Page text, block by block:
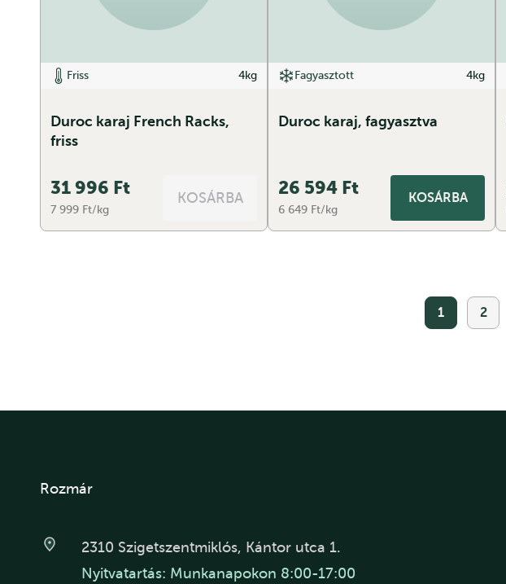
Friss 4kg
Duroc karaj French Racks,
friss
31 996 Ft
7 999 Ft/kg
KOSÁRBA
Fagyasztott 4kg
Duroc karaj, fagyasztva
26 594 Ft
6 649 Ft/kg
KOSÁRBA
1 2
Rozmár
2310 Szigetszentmiklós, Kántor utca 1.
Nyitvatartás: Munkanapokon 8:00-17:00